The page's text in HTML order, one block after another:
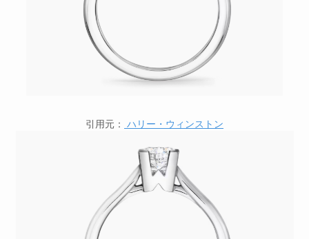
引用元： ハリー・ウィンストン